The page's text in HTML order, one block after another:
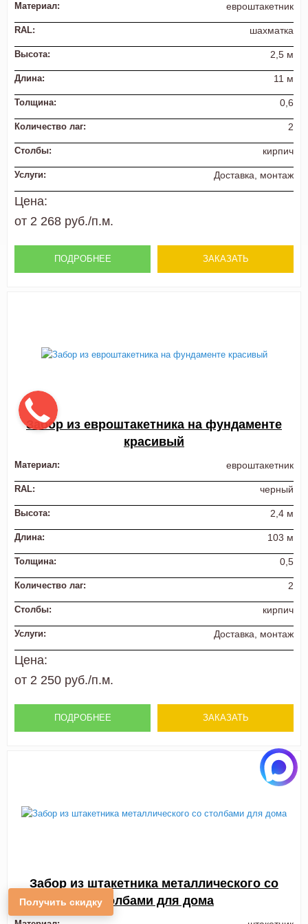
Материал: евроштакетник
RAL: шахматка
Высота: 2,5 м
Длина: 11 м
Толщина: 0,6
Количество лаг: 2
Столбы: кирпич
Услуги: Доставка, монтаж
Цена:
от 2 268 руб./п.м.
ПОДРОБНЕЕ ЗАКАЗАТЬ
Забор из евроштакетника на фундаменте
красивый
Материал: евроштакетник
RAL: черный
Высота: 2,4 м
Длина: 103 м
Толщина: 0,5
Количество лаг: 2
Столбы: кирпич
Услуги: Доставка, монтаж
Цена:
от 2 250 руб./п.м.
ПОДРОБНЕЕ ЗАКАЗАТЬ
Забор из штакетника металлического со
столбами для дома
Получить скидку